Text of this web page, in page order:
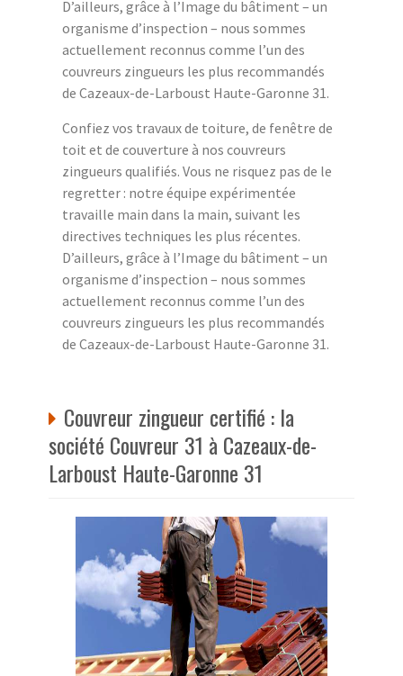
D’ailleurs, grâce à l’Image du bâtiment – un
organisme d’inspection – nous sommes
actuellement reconnus comme l’un des
couvreurs zingueurs les plus recommandés
de Cazeaux-de-Larboust Haute-Garonne 31.
Confiez vos travaux de toiture, de fenêtre de
toit et de couverture à nos couvreurs
zingueurs qualifiés. Vous ne risquez pas de le
regretter : notre équipe expérimentée
travaille main dans la main, suivant les
directives techniques les plus récentes.
D’ailleurs, grâce à l’Image du bâtiment – un
organisme d’inspection – nous sommes
actuellement reconnus comme l’un des
couvreurs zingueurs les plus recommandés
de Cazeaux-de-Larboust Haute-Garonne 31.
Couvreur zingueur certifié : la
société Couvreur 31 à Cazeaux-de-
Larboust Haute-Garonne 31